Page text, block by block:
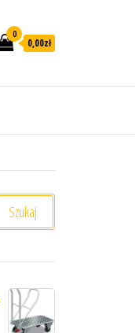
0
0,00zł